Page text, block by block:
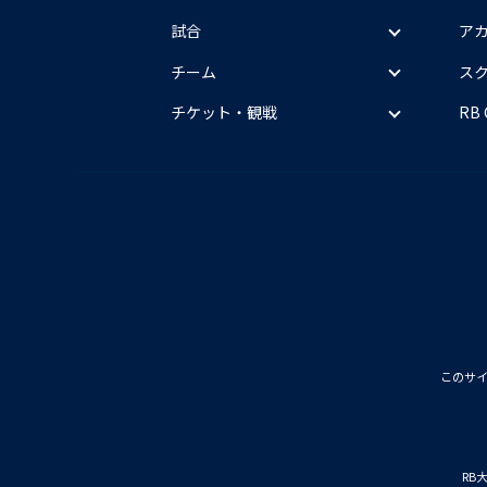
試合
チーム
チケット・観戦
ア
ス
RB
このサ
RB